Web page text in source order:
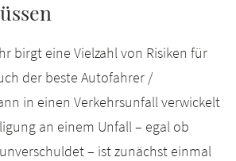
birgt eine Vielzahl von Risiken für
der beste Autofahrer /
in einen Verkehrsunfall verwickelt
an einem Unfall – egal ob
– ist zunächst einmal